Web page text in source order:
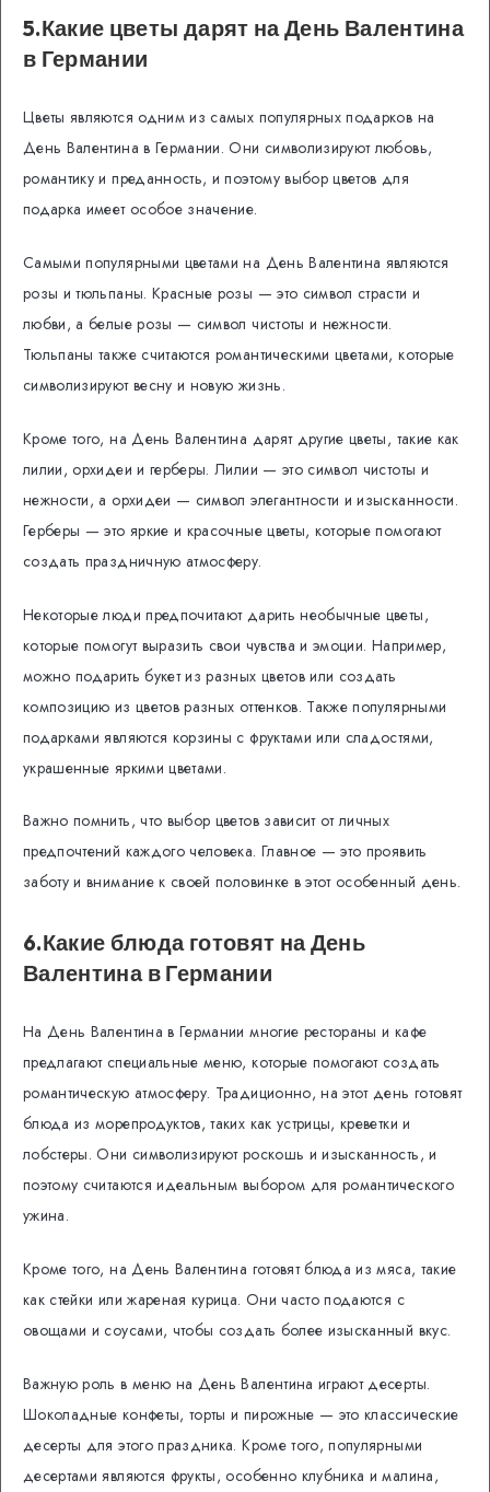
5.Какие цветы дарят на День Валентина
в Германии
Цветы являются одним из самых популярных подарков на
День Валентина в Германии. Они символизируют любовь,
романтику и преданность, и поэтому выбор цветов для
подарка имеет особое значение.
Самыми популярными цветами на День Валентина являются
розы и тюльпаны. Красные розы — это символ страсти и
любви, а белые розы — символ чистоты и нежности.
Тюльпаны также считаются романтическими цветами, которые
символизируют весну и новую жизнь.
Кроме того, на День Валентина дарят другие цветы, такие как
лилии, орхидеи и герберы. Лилии — это символ чистоты и
нежности, а орхидеи — символ элегантности и изысканности.
Герберы — это яркие и красочные цветы, которые помогают
создать праздничную атмосферу.
Некоторые люди предпочитают дарить необычные цветы,
которые помогут выразить свои чувства и эмоции. Например,
можно подарить букет из разных цветов или создать
композицию из цветов разных оттенков. Также популярными
подарками являются корзины с фруктами или сладостями,
украшенные яркими цветами.
Важно помнить, что выбор цветов зависит от личных
предпочтений каждого человека. Главное — это проявить
заботу и внимание к своей половинке в этот особенный день.
6.Какие блюда готовят на День
Валентина в Германии
На День Валентина в Германии многие рестораны и кафе
предлагают специальные меню, которые помогают создать
романтическую атмосферу. Традиционно, на этот день готовят
блюда из морепродуктов, таких как устрицы, креветки и
лобстеры. Они символизируют роскошь и изысканность, и
поэтому считаются идеальным выбором для романтического
ужина.
Кроме того, на День Валентина готовят блюда из мяса, такие
как стейки или жареная курица. Они часто подаются с
овощами и соусами, чтобы создать более изысканный вкус.
Важную роль в меню на День Валентина играют десерты.
Шоколадные конфеты, торты и пирожные — это классические
десерты для этого праздника. Кроме того, популярными
десертами являются фрукты, особенно клубника и малина,